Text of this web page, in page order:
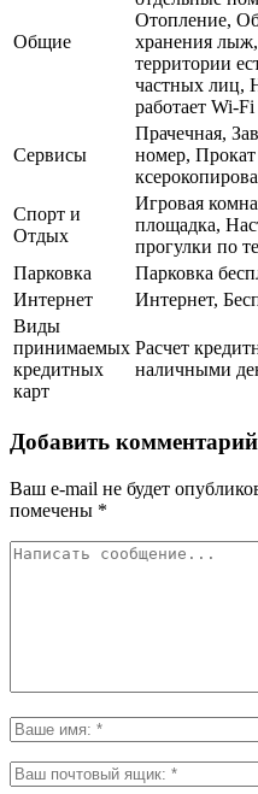
Общие
Отопление,
хранения
территории
частных лиц,
работает Wi-Fi
Сервисы
Прачечная,
номер, Прокат
Спорт и
Отдых
Игровая
площадка,
прогулки по
Парковка
Парковка
Интернет
Интернет,
Виды
принимаемых
кредитных
карт
Расчет
наличными
Добавить комментарий
Ваш e-mail не будет
помечены *